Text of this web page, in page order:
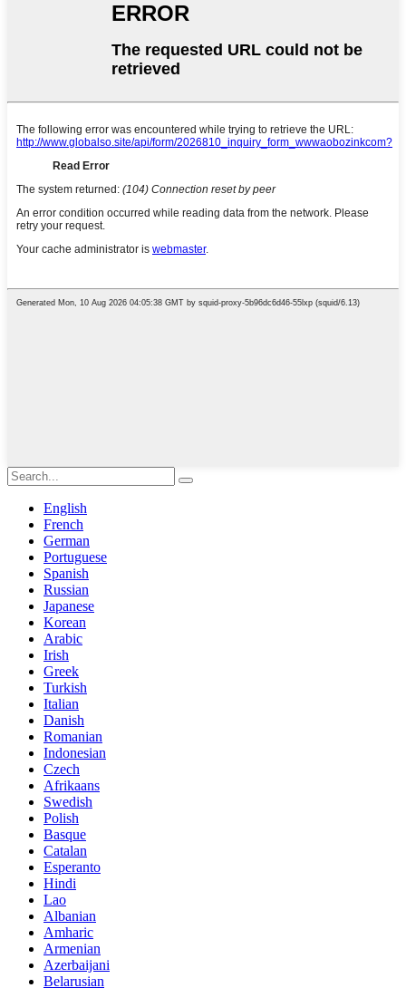
English
French
German
Portuguese
Spanish
Russian
Japanese
Korean
Arabic
Irish
Greek
Turkish
Italian
Danish
Romanian
Indonesian
Czech
Afrikaans
Swedish
Polish
Basque
Catalan
Esperanto
Hindi
Lao
Albanian
Amharic
Armenian
Azerbaijani
Belarusian